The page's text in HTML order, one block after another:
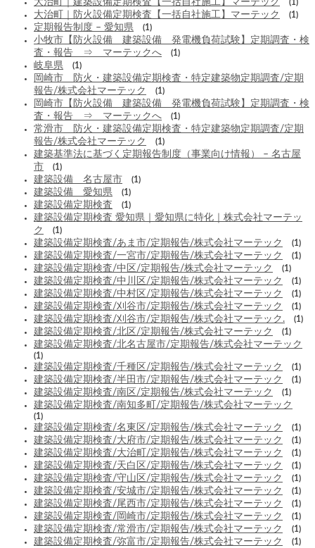
(1)
大治町｜防火設備定期検査【一括自社施工】マーテック (1)
定期報告制度 – 愛知県 (1)
小牧市【防火設備 建築設備 発電機負荷試験】定期調査・検
査・報告 ⇒ マーテックへ
(1)
岐阜県 (1)
岡崎市 防火・建築設備定期検査・特定建築物定期調査/定期
報告/株式会社マーテック
(1)
岡崎市【防火設備 建築設備 発電機負荷試験】定期調査・検
査・報告 ⇒ マーテックへ
(1)
常滑市 防火・建築設備定期検査・特定建築物定期調査/定期
報告/株式会社マーテック
(1)
建築基準法に基づく定期報告制度（事業向け情報） – 名古屋
市
(1)
建築設備 名古屋市 (1)
建築設備 愛知県 (1)
建築設備定期検査 (1)
建築設備定期検査 愛知県｜愛知県に特化｜株式会社マーテッ
ク
(1)
建築設備定期検査/あま市/定期報告/株式会社マーテック (1)
建築設備定期検査/一宮市/定期報告/株式会社マーテック (1)
建築設備定期検査/中区/定期報告/株式会社マーテック (1)
建築設備定期検査/中川区/定期報告/株式会社マーテック (1)
建築設備定期検査/中村区/定期報告/株式会社マーテック (1)
建築設備定期検査/刈谷市/定期報告/株式会社マーテック (1)
建築設備定期検査/刈谷市/定期報告/株式会社マーテック. (1)
建築設備定期検査/北区/定期報告/株式会社マーテック (1)
建築設備定期検査/北名古屋市/定期報告/株式会社マーテック
(1)
建築設備定期検査/千種区/定期報告/株式会社マーテック (1)
建築設備定期検査/半田市/定期報告/株式会社マーテック (1)
建築設備定期検査/南区/定期報告/株式会社マーテック (1)
建築設備定期検査/南知多町/定期報告/株式会社マーテック
(1)
建築設備定期検査/名東区/定期報告/株式会社マーテック (1)
建築設備定期検査/大府市/定期報告/株式会社マーテック (1)
建築設備定期検査/大治町/定期報告/株式会社マーテック (1)
建築設備定期検査/天白区/定期報告/株式会社マーテック (1)
建築設備定期検査/守山区/定期報告/株式会社マーテック (1)
建築設備定期検査/安城市/定期報告/株式会社マーテック (1)
建築設備定期検査/尾西市/定期報告/株式会社マーテック (1)
建築設備定期検査/岡崎市/定期報告/株式会社マーテック (1)
建築設備定期検査/常滑市/定期報告/株式会社マーテック (1)
建築設備定期検査/弥富市/定期報告/株式会社マーテック (1)